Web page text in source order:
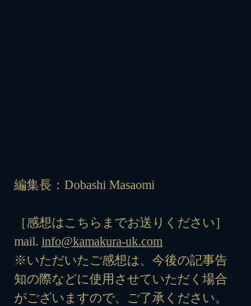
編集長：Dobashi Masaomi
［感想はこちらまでお送りください］
mail. info@kamakura-uk.com
※いただいたご感想は、今後の記事告
知の際などに使用させていただく場合
がございますので、ご了承ください。